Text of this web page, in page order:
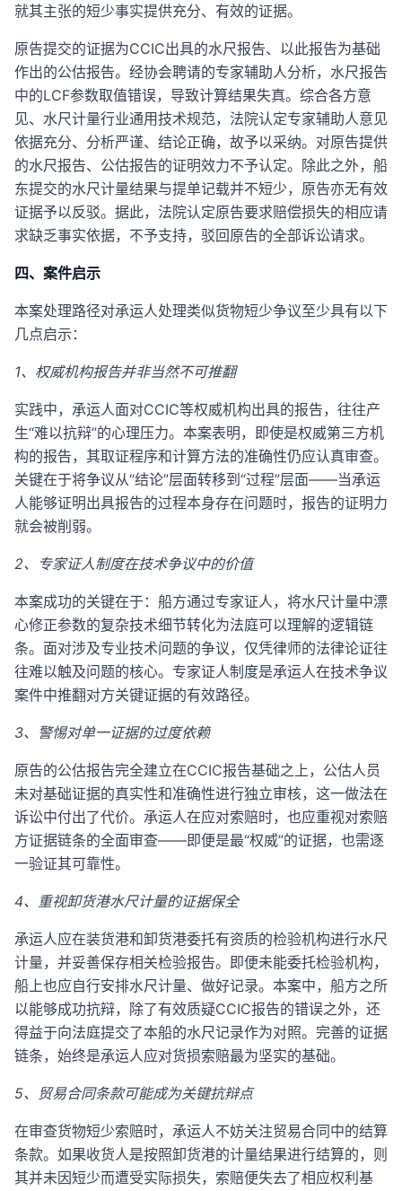
就其主张的短少事实提供充分、有效的证据。
原告提交的证据为CCIC出具的水尺报告、以此报告为基础
作出的公估报告。经协会聘请的专家辅助人分析，水尺报告
中的LCF参数取值错误，导致计算结果失真。综合各方意
见、水尺计量行业通用技术规范，法院认定专家辅助人意见
依据充分、分析严谨、结论正确，故予以采纳。对原告提供
的水尺报告、公估报告的证明效力不予认定。除此之外，船
东提交的水尺计量结果与提单记载并不短少，原告亦无有效
证据予以反驳。据此，法院认定原告要求赔偿损失的相应请
求缺乏事实依据，不予支持，驳回原告的全部诉讼请求。
四、案件启示
本案处理路径对承运人处理类似货物短少争议至少具有以下
几点启示：
1、权威机构报告并非当然不可推翻
实践中，承运人面对CCIC等权威机构出具的报告，往往产
生“难以抗辩”的心理压力。本案表明，即使是权威第三方机
构的报告，其取证程序和计算方法的准确性仍应认真审查。
关键在于将争议从“结论”层面转移到“过程”层面——当承运
人能够证明出具报告的过程本身存在问题时，报告的证明力
就会被削弱。
2、专家证人制度在技术争议中的价值
本案成功的关键在于：船方通过专家证人，将水尺计量中漂
心修正参数的复杂技术细节转化为法庭可以理解的逻辑链
条。面对涉及专业技术问题的争议，仅凭律师的法律论证往
往难以触及问题的核心。专家证人制度是承运人在技术争议
案件中推翻对方关键证据的有效路径。
3、警惕对单一证据的过度依赖
原告的公估报告完全建立在CCIC报告基础之上，公估人员
未对基础证据的真实性和准确性进行独立审核，这一做法在
诉讼中付出了代价。承运人在应对索赔时，也应重视对索赔
方证据链条的全面审查——即便是最“权威”的证据，也需逐
一验证其可靠性。
4、重视卸货港水尺计量的证据保全
承运人应在装货港和卸货港委托有资质的检验机构进行水尺
计量，并妥善保存相关检验报告。即便未能委托检验机构，
船上也应自行安排水尺计量、做好记录。本案中，船方之所
以能够成功抗辩，除了有效质疑CCIC报告的错误之外，还
得益于向法庭提交了本船的水尺记录作为对照。完善的证据
链条，始终是承运人应对货损索赔最为坚实的基础。
5、贸易合同条款可能成为关键抗辩点
在审查货物短少索赔时，承运人不妨关注贸易合同中的结算
条款。如果收货人是按照卸货港的计量结果进行结算的，则
其并未因短少而遭受实际损失，索赔便失去了相应权利基